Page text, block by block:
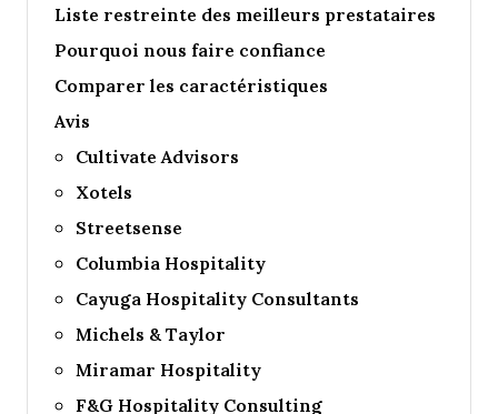
Liste restreinte des meilleurs prestataires
Pourquoi nous faire confiance
Comparer les caractéristiques
Avis
Cultivate Advisors
Xotels
Streetsense
Columbia Hospitality
Cayuga Hospitality Consultants
Michels & Taylor
Miramar Hospitality
F&G Hospitality Consulting